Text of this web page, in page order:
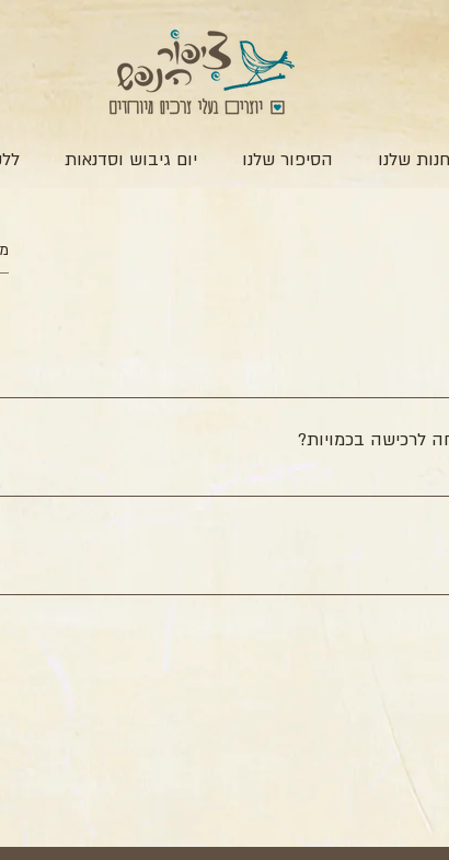
חנות שלנו הסיפור שלנו יום גיבוש וסדנאות
לחפש תחת "קידומי מכירות" או "ספאם". אם בכל זאת לא מצאת
לרכישה בכמויות?
יש הנחה של 20% לחברי מועדון על כל המוצרים ללא קשר לכמות הנרכשת :) הנחות
נשמח לראות אתכם ולהמליץ על מקומות נוספים לבילוי באזור.